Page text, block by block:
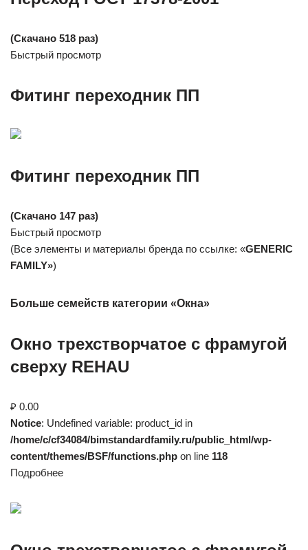
(Скачано 518 раз)
Быстрый просмотр
Фитинг переходник ПП
Фитинг переходник ПП
(Скачано 147 раз)
Быстрый просмотр
(Все элементы и материалы бренда по ссылке: «GENERIC
FAMILY»)
Больше семейств категории «Окна»
Окно трехстворчатое с фрамугой
сверху REHAU
₽ 0.00
Notice: Undefined variable: product_id in
/home/c/cf34084/bimstandardfamily.ru/public_html/wp-
content/themes/BSF/functions.php on line 118
Подробнее